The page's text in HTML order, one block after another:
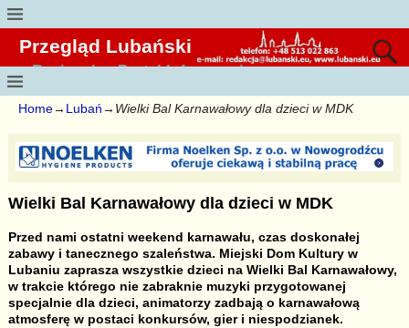
Przegląd Lubański
Regionalny Portal Informacyjny
Home→ Lubań→ Wielki Bal Karnawałowy dla dzieci w MDK
Wielki Bal Karnawałowy dla dzieci w MDK
Przed nami ostatni weekend karnawału, czas doskonałej
zabawy i tanecznego szaleństwa. Miejski Dom Kultury w
Lubaniu zaprasza wszystkie dzieci na Wielki Bal Karnawałowy,
w trakcie którego nie zabraknie muzyki przygotowanej
specjalnie dla dzieci, animatorzy zadbają o karnawałową
atmosferę w postaci konkursów, gier i niespodzianek.